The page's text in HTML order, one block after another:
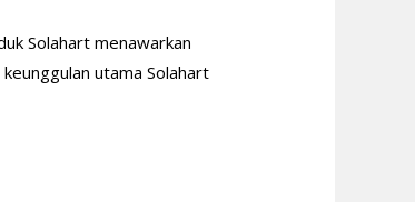
Solahart menawarkan
utama Solahart